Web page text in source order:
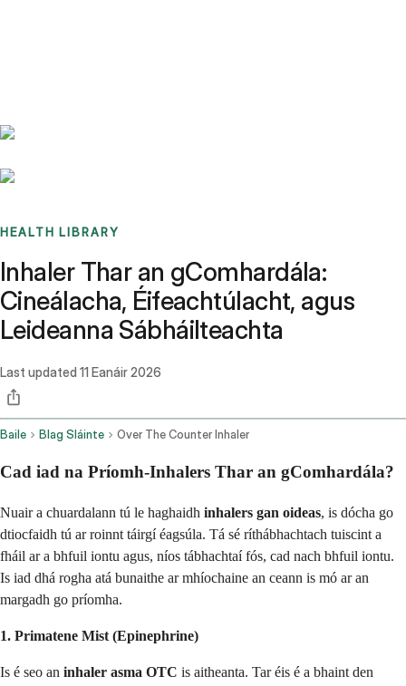
HEALTH LIBRARY
Inhaler Thar an gComhardála:
Cineálacha, Éifeachtúlacht, agus
Leideanna Sábháilteachta
Last updated 11 Eanáir 2026
Baile Blag Sláinte Over The Counter Inhaler
Cad iad na Príomh-Inhalers Thar an gComhardála?
Nuair a chuardalann tú le haghaidh inhalers gan oideas, is dócha go
dtiocfaidh tú ar roinnt táirgí éagsúla. Tá sé ríthábhachtach tuiscint a
fháil ar a bhfuil iontu agus, níos tábhachtaí fós, cad nach bhfuil iontu.
Is iad dhá rogha atá bunaithe ar mhíochaine an ceann is mó ar an
margadh go príomha.
1. Primatene Mist (Epinephrine)
Is é seo an inhaler asma OTC is aitheanta. Tar éis é a bhaint den